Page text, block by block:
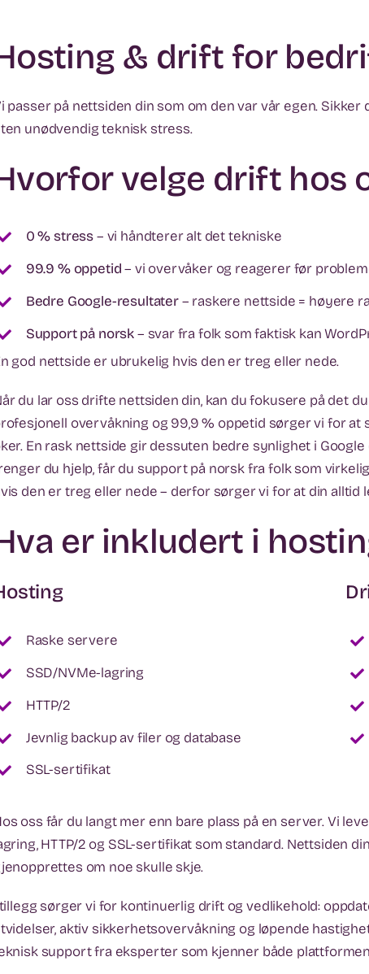
& drift for
passer på nettsiden din som om den var vår egen.
unødvendig teknisk stress.
velge drift hos
0 % stress– vi håndterer alt det tekniske
99.9 % oppetid– vi overvåker og reagerer før
Bedre Google-resultater– raskere nettside = høyere
Support på norsk– svar fra folk som faktisk kan
god nettside er ubrukelig hvis den er treg eller nede.
du lar oss drifte nettsiden din, kan du fokusere på det
overvåkning og 99,9 % oppetid sørger vi for at
En rask nettside gir dessuten bedre synlighet i
du hjelp, får du support på norsk fra folk som
den er treg eller nede – derfor sørger vi for at din alltid
er inkludert i
Raske servere
SSD/NVMe-lagring
HTTP/2
Jevnlig backup av filer og database
SSL-sertifikat
oss får du langt mer enn bare plass på en server. Vi
HTTP/2 og SSL-sertifikat som standard. Nettsiden
om noe skulle skje.
sørger vi for kontinuerlig drift og vedlikehold:
aktiv sikkerhetsovervåkning og løpende
support fra eksperter som kjenner både